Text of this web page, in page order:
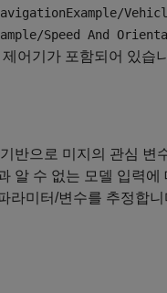
Speed And
어기가 포함되어 있습
반으로 미지의 관심
알 수 없는 모델 입력
라미터/변수를 추정합니